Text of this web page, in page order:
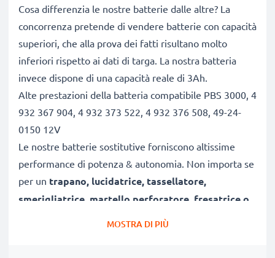
Cosa differenzia le nostre batterie dalle altre? La
concorrenza pretende di vendere batterie con capacità
superiori, che alla prova dei fatti risultano molto
inferiori rispetto ai dati di targa. La nostra batteria
invece dispone di una capacità reale di 3Ah.
Alte prestazioni della batteria compatibile PBS 3000, 4
932 367 904, 4 932 373 522, 4 932 376 508, 49-24-
0150 12V
Le nostre batterie sostitutive forniscono altissime
performance di potenza & autonomia. Non importa se
per un trapano, lucidatrice, tassellatore,
smerigliatrice, martello perforatore, fresatrice o
, le prestazioni delle batterie CELLONIC
MOSTRA DI PIÙ